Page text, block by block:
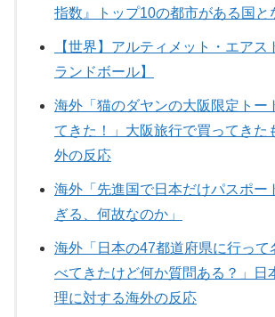
指数』トップ10の都市がある国と
【世界】アルティメット・エアス
ランドボール】
海外「猫のダヤンの大阪限定トー
てきた！」大阪旅行で買ってきた
外の反応
海外「先進国で日本だけパスポー
ぎる、何故なのか」
海外「日本の47都道府県に行って
べてきたけど何か質問ある？」日
理に対する海外の反応